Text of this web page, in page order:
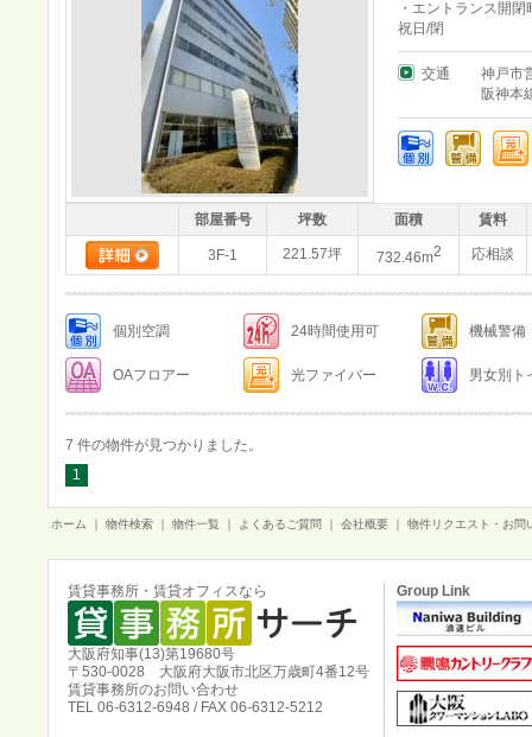
・エントランス開
祝日/閉
交通
神戸市
阪神本
部屋番号 坪数 面積 賃料
3F-1 221.57坪 732.46m2 応相談
個別空調 24時間使用可 機械警備
OAフロアー 光ファイバー 男女別ト
7 件の物件が見つかりました。
1
ホーム 物件検索 物件一覧 よくあるご質問 会社概要 物件リクエスト・お問
賃貸事務所・賃貸オフィスなら
大阪府知事(13)第19680号
〒530-0028 大阪府大阪市北区万歳町4番12号
賃貸事務所のお問い合わせ
TEL 06-6312-6948 / FAX 06-6312-5212
Group Link